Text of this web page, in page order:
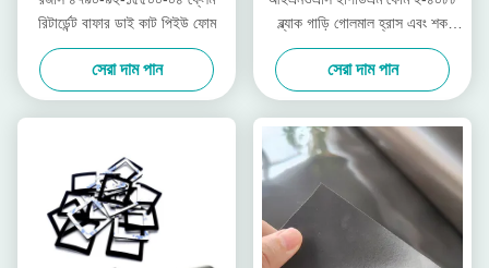
রিটার্ডেন্ট বাফার ডাই কাট পিইউ ফোম
সেরা দাম পান
ব্ল্যাক গাড়ি গোলমাল হ্রাস এবং শক
প্রতিরোধক
সেরা দাম পান